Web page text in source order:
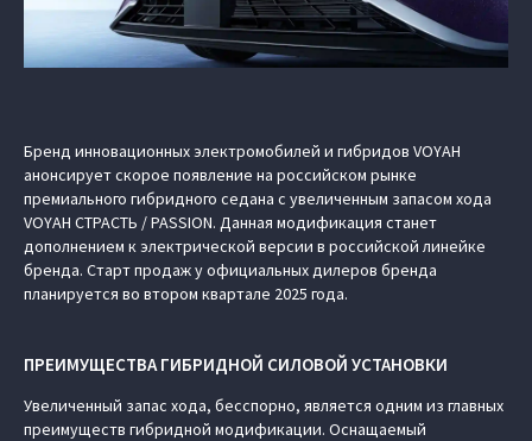
Бренд инновационных электромобилей и гибридов VOYAH
анонсирует скорое появление на российском рынке
премиального гибридного седана с увеличенным запасом хода
VOYAH СТРАСТЬ / PASSION. Данная модификация станет
дополнением к электрической версии в российской линейке
бренда. Старт продаж у официальных дилеров бренда
планируется во втором квартале 2025 года.
ПРЕИМУЩЕСТВА ГИБРИДНОЙ СИЛОВОЙ УСТАНОВКИ
Увеличенный запас хода, бесспорно, является одним из главных
преимуществ гибридной модификации. Оснащаемый